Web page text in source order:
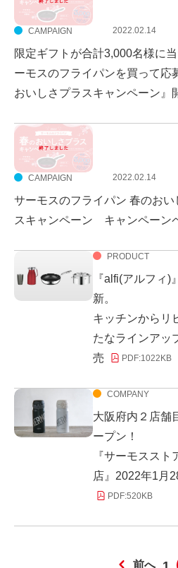
CAMPAIGN 2022.02.14
限定ギフトが合計3,000名様に
ーモスのフライパンを買って応
おいしさプラスキャンペーン』
CAMPAIGN 2022.02.14
サーモスのフライパン 春のおい
スキャンペーン キャンペーン
PRODUCT
『alfi(アルフィ)
新。
キッチンからリ
たなラインアッ
売
PDF:1022KB
COMPANY
大阪府内２店舗
ープン！
『サーモスス
店』2022年1月
PDF:520KB
前へ